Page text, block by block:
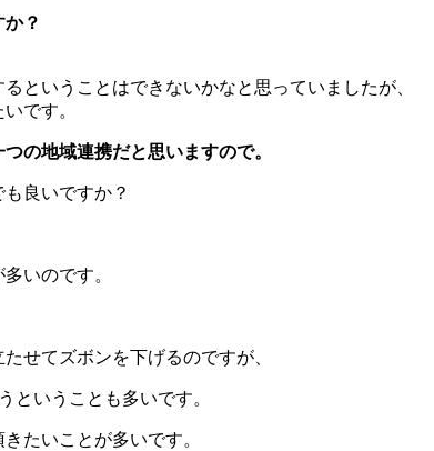
？
ということはできないかなと思っていましたが、
です。
の地域連携だと思いますので。
良いですか？
いのです。
せてズボンを下げるのですが、
ということも多いです。
たいことが多いです。